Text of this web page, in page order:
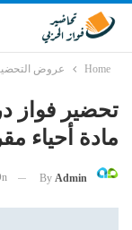
Home عروض
تحضير فواز
مادة أحياء
By Admin